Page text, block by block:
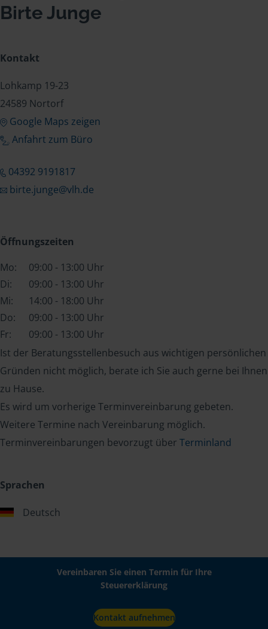
Birte Junge
Kontakt
Lohkamp 19-23
24589 Nortorf
Google Maps zeigen
Anfahrt zum Büro
04392 9191817
birte.junge@vlh.de
Öffnungszeiten
Mo:
09:00 - 13:00 Uhr
Di:
09:00 - 13:00 Uhr
Mi:
14:00 - 18:00 Uhr
Do:
09:00 - 13:00 Uhr
Fr:
09:00 - 13:00 Uhr
Ist der Beratungsstellenbesuch aus wichtigen persönlichen
Gründen nicht möglich, berate ich Sie auch gerne bei Ihnen
zu Hause.
Es wird um vorherige Terminvereinbarung gebeten.
Weitere Termine nach Vereinbarung möglich.
Terminvereinbarungen bevorzugt über Terminland
Sprachen
Deutsch
Vereinbaren Sie einen Termin für Ihre
Steuererklärung
Kontakt aufnehmen